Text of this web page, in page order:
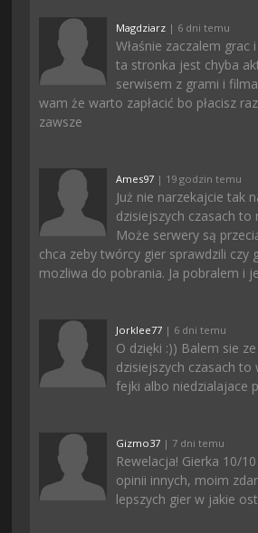
Magdziarz | 6 dni temu
Właśnie zaczalem grac
ta stronka jest chyba
serwisem z grami i
wam że warto zapłacić bo płacisz
zawsze
Ames97 | 19 godzin temu
Już nie narzekajcie tak
dzisiejszych czasach to
Może serwery są
chca zeby twórcy gier sprawdzili czy
mozliwa do pobrania. Ja pobralem i
Jorklee77 | 6 dni temu
O dzięki :)) Balem sie
dzisiejszych czasach to
fejki albo niedzialajace
Gizmo37 | 7 dni temu
Rewelacja! Gierka 10/
opinii innych, moim
lepszych gier w jakie